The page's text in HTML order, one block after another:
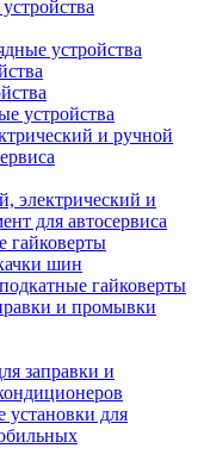
устройства
устройства
и ручной
электрический и
для автосервиса
гайковерты
шин
гайковерты
и промывки
заправки и
установки для